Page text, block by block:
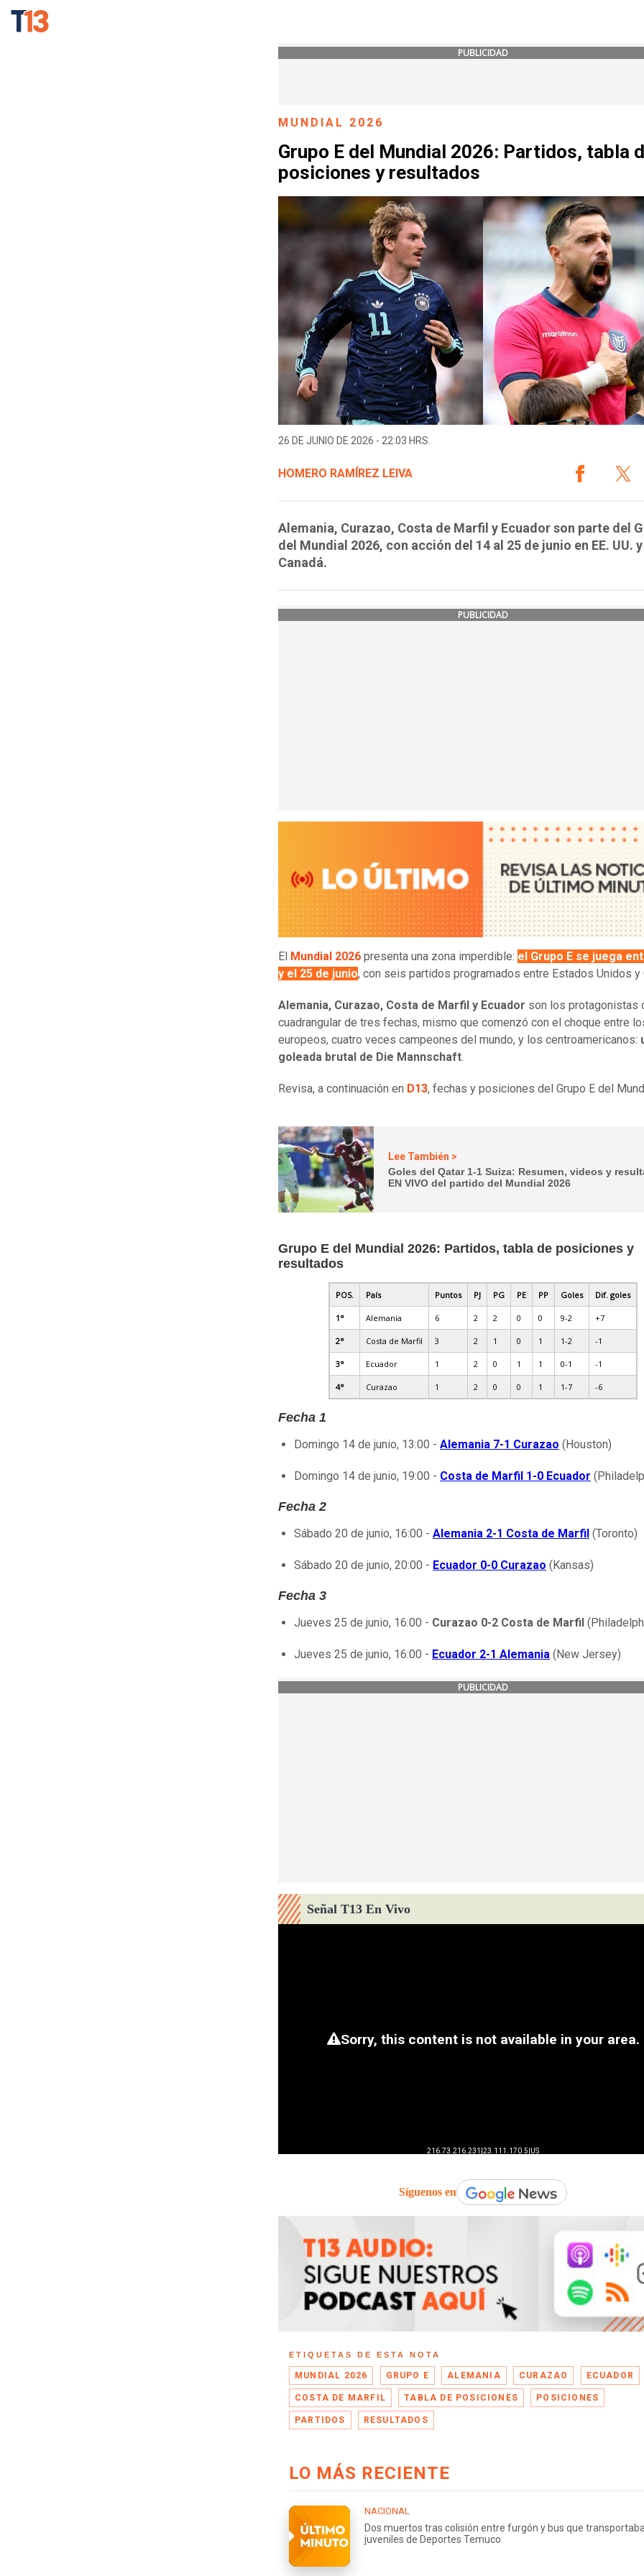
PUBLICIDAD
MUNDIAL 2026
Grupo E del Mundial 2026: Partidos, tabla
posiciones y resultados
26 DE JUNIO DE 2026 - 22:03 HRS.
HOMERO RAMÍREZ LEIVA
Alemania, Curazao, Costa de Marfil y Ecuador son parte del
del Mundial 2026, con acción del 14 al 25 de junio en EE. UU. y
Canadá.
PUBLICIDAD
El Mundial 2026 presenta una zona imperdible: el Grupo E se juega
y el 25 de junio, con seis partidos programados entre Estados Unidos y
Alemania, Curazao, Costa de Marfil y Ecuador son los protagonistas
cuadrangular de tres fechas, mismo que comenzó con el choque entre
europeos, cuatro veces campeones del mundo, y los centroamericanos:
goleada brutal de Die Mannschaft.
Revisa, a continuación en D13, fechas y posiciones del Grupo E del
Lee También >
Goles del Qatar 1-1 Suiza: Resumen, videos y
EN VIVO del partido del Mundial 2026
Grupo E del Mundial 2026: Partidos, tabla de posiciones y
resultados
POS. País Puntos PJ PG PE PP Goles Dif. goles
1° Alemania 6 2 2 0 0 9-2 +7
2° Costa de Marfil 3 2 1 0 1 1-2 -1
3° Ecuador 1 2 0 1 1 0-1 -1
4° Curazao 1 2 0 0 1 1-7 -6
Fecha 1
Domingo 14 de junio, 13:00 - Alemania 7-1 Curazao (Houston)
Domingo 14 de junio, 19:00 - Costa de Marfil 1-0 Ecuador
Fecha 2
Sábado 20 de junio, 16:00 - Alemania 2-1 Costa de Marfil (Toronto)
Sábado 20 de junio, 20:00 - Ecuador 0-0 Curazao (Kansas)
Fecha 3
Jueves 25 de junio, 16:00 - Curazao 0-2 Costa de Marfil
Jueves 25 de junio, 16:00 - Ecuador 2-1 Alemania (New Jersey)
PUBLICIDAD
Señal T13 En Vivo
Síguenos en
ETIQUETAS DE ESTA NOTA
MUNDIAL 2026 GRUPO E ALEMANIA CURAZAO ECUADOR
COSTA DE MARFIL TABLA DE POSICIONES POSICIONES
PARTIDOS RESULTADOS
LO MÁS RECIENTE
NACIONAL
Dos muertos tras colisión entre furgón y bus que
juveniles de Deportes Temuco